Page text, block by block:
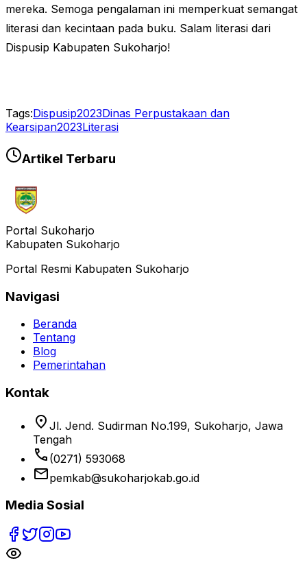
mereka. Semoga pengalaman ini memperkuat semangat
literasi dan kecintaan pada buku. Salam literasi dari
Dispusip Kabupaten Sukoharjo!
Tags:Dispusip2023Dinas Perpustakaan dan
Kearsipan2023Literasi
Artikel Terbaru
Portal Sukoharjo
Kabupaten Sukoharjo
Portal Resmi Kabupaten Sukoharjo
Navigasi
Beranda
Tentang
Blog
Pemerintahan
Kontak
location_on Jl. Jend. Sudirman No.199, Sukoharjo, Jawa
Tengah
phone (0271) 593068
emailpemkab@sukoharjokab.go.id
Media Sosial